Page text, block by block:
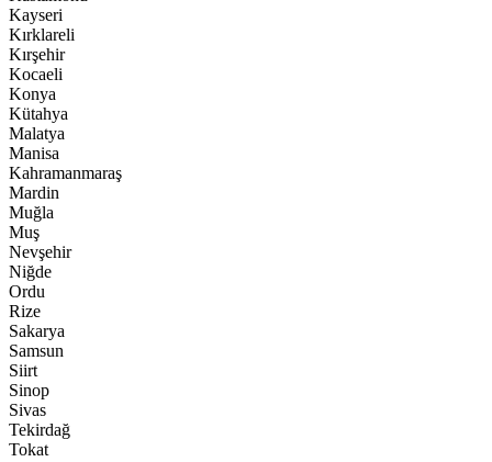
Kayseri
Kırklareli
Kırşehir
Kocaeli
Konya
Kütahya
Malatya
Manisa
Kahramanmaraş
Mardin
Muğla
Muş
Nevşehir
Niğde
Ordu
Rize
Sakarya
Samsun
Siirt
Sinop
Sivas
Tekirdağ
Tokat